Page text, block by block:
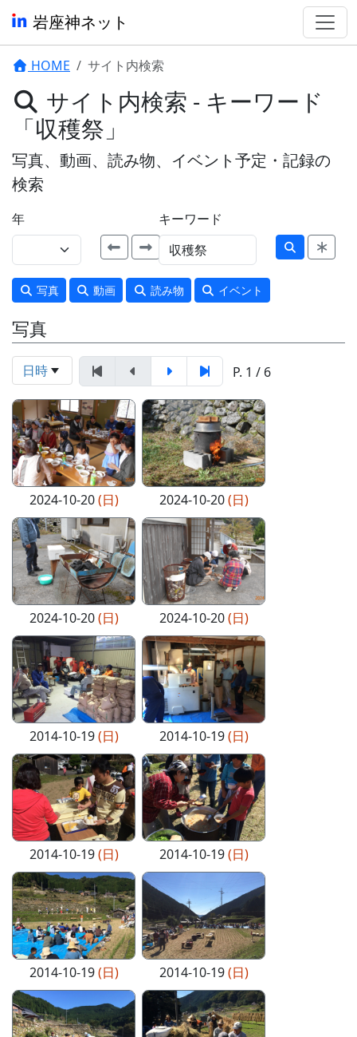
岩座神ネット
HOME サイト内検索
サイト内検索 - キーワード
「収穫祭」
写真、動画、読み物、イベント予定・記録の
検索
年 キーワード
写真 動画 読み物 イベント
写真
日時 P. 1 / 6
2024-10-20(日) 2024-10-20(日)
2024-10-20(日) 2024-10-20(日)
2014-10-19(日) 2014-10-19(日)
2014-10-19(日) 2014-10-19(日)
2014-10-19(日) 2014-10-19(日)